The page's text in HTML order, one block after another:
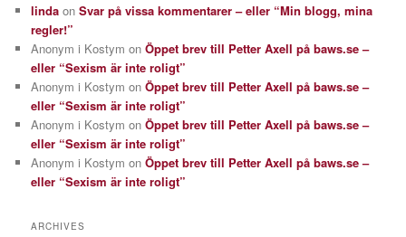
linda onSvar på vissa kommentarer – eller “Min blogg, mina
regler!”
Anonym i Kostym onÖppet brev till Petter Axell på baws.se –
eller “Sexism är inte roligt”
Anonym i Kostym onÖppet brev till Petter Axell på baws.se –
eller “Sexism är inte roligt”
Anonym i Kostym onÖppet brev till Petter Axell på baws.se –
eller “Sexism är inte roligt”
Anonym i Kostym onÖppet brev till Petter Axell på baws.se –
eller “Sexism är inte roligt”
ARCHIVES